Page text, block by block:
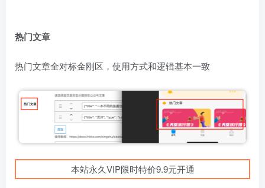
热门文章
热门文章全对标金刚区，使用方式和逻辑基本一致
本站永久VIP限时特价9.9元开通